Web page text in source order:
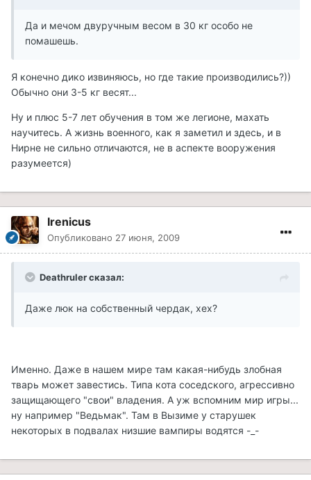
Да и мечом двуручным весом в 30 кг особо не
помашешь.
Я конечно дико извиняюсь, но где такие производились?))
Обычно они 3-5 кг весят...
Ну и плюс 5-7 лет обучения в том же легионе, махать
научитесь. А жизнь военного, как я заметил и здесь, и в
Нирне не сильно отличаются, не в аспекте вооружения
разумеется)
Irenicus
Опубликовано 27 июня, 2009
Deathruler сказал:
Даже люк на собственный чердак, хех?
Именно. Даже в нашем мире там какая-нибудь злобная
тварь может завестись. Типа кота соседского, агрессивно
защищающего "свои" владения. А уж вспомним мир игры...
ну например "Ведьмак". Там в Вызиме у старушек
некоторых в подвалах низшие вампиры водятся -_-